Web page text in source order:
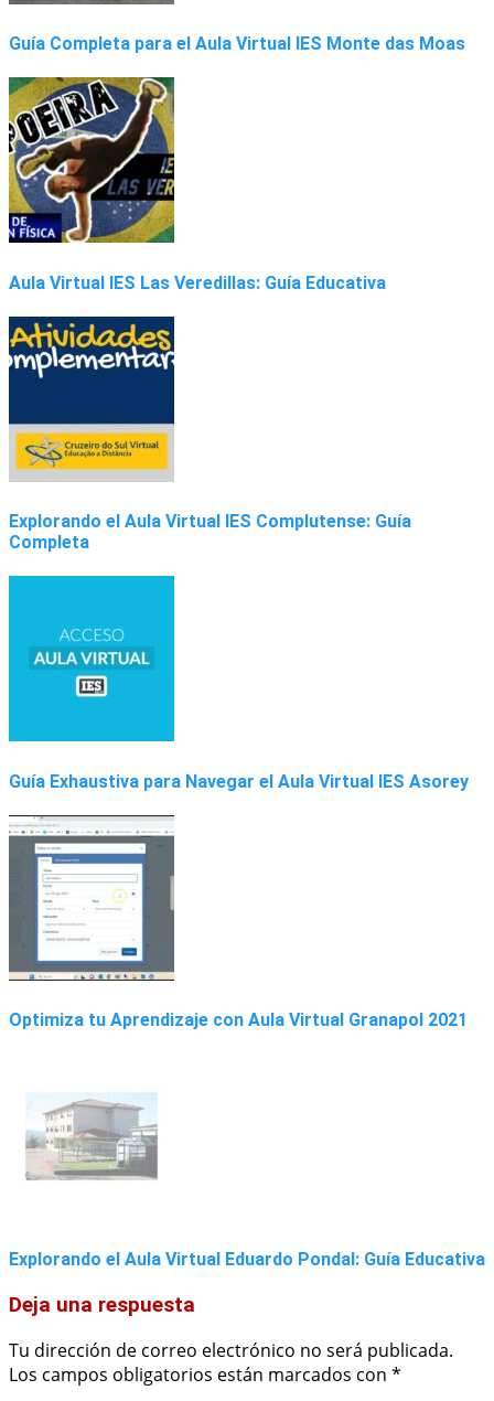
Guía Completa para el Aula Virtual IES Monte das Moas
Aula Virtual IES Las Veredillas: Guía Educativa
Explorando el Aula Virtual IES Complutense: Guía
Completa
Guía Exhaustiva para Navegar el Aula Virtual IES Asorey
Optimiza tu Aprendizaje con Aula Virtual Granapol 2021
Explorando el Aula Virtual Eduardo Pondal: Guía Educativa
Deja una respuesta
Tu dirección de correo electrónico no será publicada.
Los campos obligatorios están marcados con *